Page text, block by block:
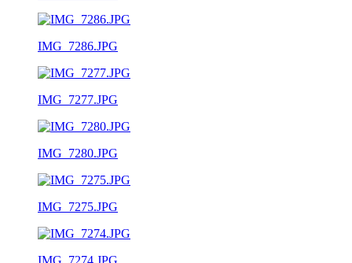
IMG_7286.JPG
IMG_7277.JPG
IMG_7280.JPG
IMG_7275.JPG
IMG_7274.JPG